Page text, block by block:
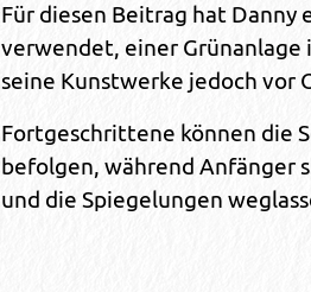
Für diesen Beitrag hat Danny
verwendet, einer
seine Kunstwerke jedoch vor
Fortgeschrittene können die
befolgen, während Anfänger
und die Spiegelungen